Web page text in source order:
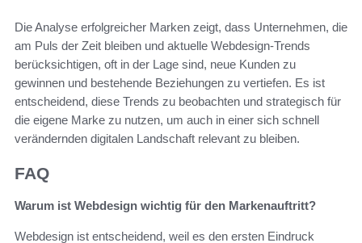
Die Analyse erfolgreicher Marken zeigt, dass Unternehmen, die
am Puls der Zeit bleiben und aktuelle Webdesign-Trends
berücksichtigen, oft in der Lage sind, neue Kunden zu
gewinnen und bestehende Beziehungen zu vertiefen. Es ist
entscheidend, diese Trends zu beobachten und strategisch für
die eigene Marke zu nutzen, um auch in einer sich schnell
verändernden digitalen Landschaft relevant zu bleiben.
FAQ
Warum ist Webdesign wichtig für den Markenauftritt?
Webdesign ist entscheidend, weil es den ersten Eindruck